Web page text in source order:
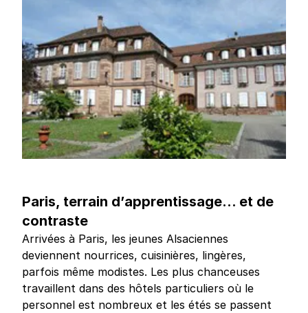
Paris, terrain d’apprentissage… et de
contraste
Arrivées à Paris, les jeunes Alsaciennes
deviennent nourrices, cuisinières, lingères,
parfois même modistes. Les plus chanceuses
travaillent dans des hôtels particuliers où le
personnel est nombreux et les étés se passent